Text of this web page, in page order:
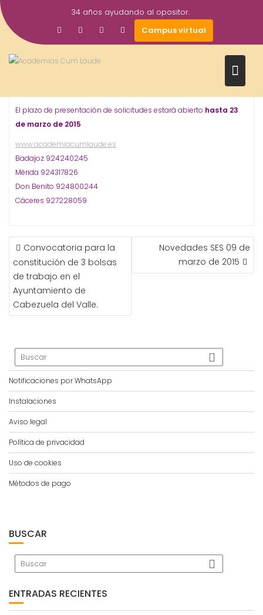
Saltar
al
contenido
34 años ayudando al opositor.
Campus virtual
Mar
2015
academiacumlaudeoposiciones
Prensa
Oposiciones Trabajo
Convocatoria
El plazo de presentación de solicitudes estará abierto hasta 23
de marzo de 2015
www.academiacumlaude.es
Badajoz 924240245
Mérida 924317826
Don Benito 924800244
Cáceres 927228059
NAVEGACIÓN
DE
ENTRADAS
Convocatoria para la
constitución de 3 bolsas
de trabajo en el
Ayuntamiento de
Cabezuela del Valle.
Novedades SES 09 de
marzo de 2015
Notificaciones por WhatsApp
Instalaciones
Aviso legal
Política de privacidad
Uso de cookies
Métodos de pago
BUSCAR
ENTRADAS RECIENTES